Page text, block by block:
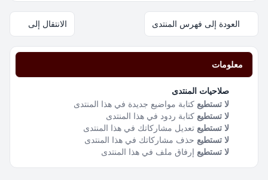
العودة إلى فهرس المنتدى الانتقال إلى
معلومات
صلاحيات المنتدى
لا تستطيع كتابة مواضيع جديدة في هذا المنتدى
لا تستطيع كتابة ردود في هذا المنتدى
لا تستطيع تعديل مشاركاتك في هذا المنتدى
لا تستطيع حذف مشاركاتك في هذا المنتدى
لا تستطيع إرفاق ملف في هذا المنتدى